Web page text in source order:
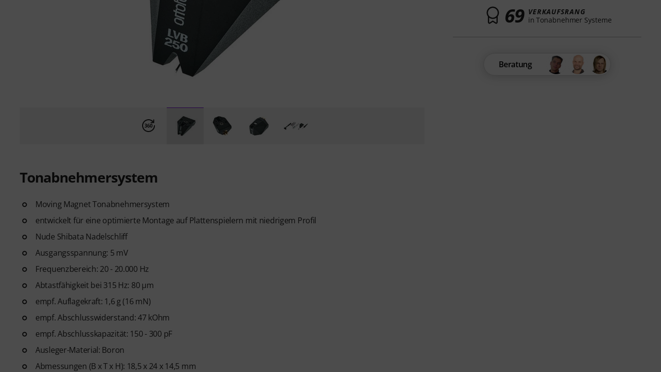
Tonabnehmersystem
Moving Magnet Tonabnehmersystem
entwickelt für eine optimierte Montage auf Plattenspielern mit niedrigem Profil
Nude Shibata Nadelschliff
Ausgangsspannung: 5 mV
Frequenzbereich: 20 - 20.000 Hz
Abtastfähigkeit bei 315 Hz: 80 µm
empf. Auflagekraft: 1,6 g (16 mN)
empf. Abschlusswiderstand: 47 kOhm
empf. Abschlusskapazität: 150 - 300 pF
Ausleger-Material: Boron
Abmessungen (B x T x H): 18,5 x 24 x 14,5 mm
69 VERKAUFSRANG
in Tonabnehmer Systeme
Beratung